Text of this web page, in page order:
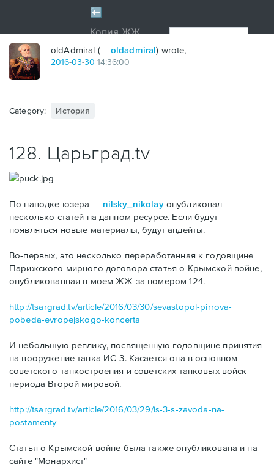
oldAdmiral ( oldadmiral) wrote,
2016-03-30 14:36:00
Category: История
128. Царьград.tv
По наводке юзера nilsky_nikolayопубликовал
несколько статей на данном ресурсе. Если будут
появляться новые материалы, будут апдейты.
Во-первых, это несколько переработанная к годовщине
Парижского мирного договора статья о Крымской войне,
опубликованная в моем ЖЖ за номером 124.
http://tsargrad.tv/article/2016/03/30/sevastopol-pirrova-
pobeda-evropejskogo-koncerta
И небольшую реплику, посвященную годовщине принятия
на вооружение танка ИС-3. Касается она в основном
советского танкостроения и советских танковых войск
периода Второй мировой.
http://tsargrad.tv/article/2016/03/29/is-3-s-zavoda-na-
postamenty
Статья о Крымской войне была также опубликована и на
сайте "Монархист"